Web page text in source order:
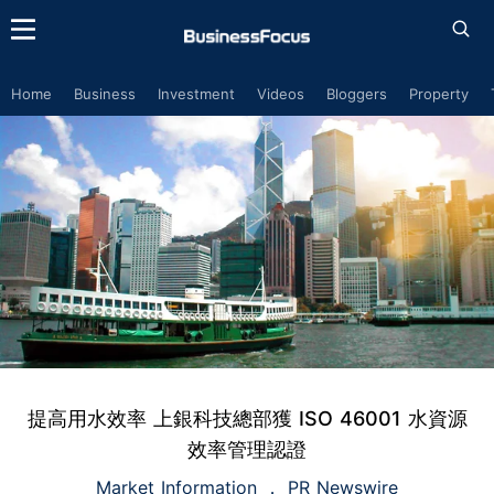
Home Business Investment Videos Bloggers Property
提高用水效率 上銀科技總部獲 ISO 46001 水資源
效率管理認證
Market Information PR Newswire